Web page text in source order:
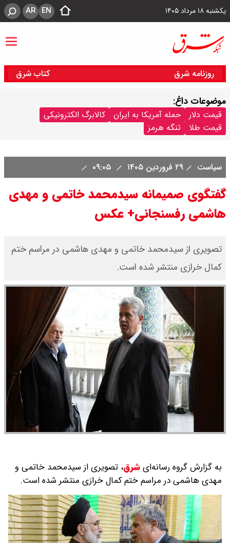
یکشنبه ۱۸ مرداد ۱۴۰۵ EN
AR
روزنامه شرق کتاب شرق
موضوعات داغ:
قیمت دلار حمله آمریکا به ایران
کالابرگ الکترونیکی
قیمت طلا
تنگه هرمز
سیاست ۲۹ فروردین ۱۴۰۵
گفتگوی صمیمانه سیدمحمد خاتمی و مهدی
هاشمی رفسنجانی+ عکس
تصویری از سیدمحمد خاتمی و مهدی هاشمی در مراسم ختم
کمال خرازی منتشر شده است.
به گزارش گروه رسانه‌ایشرق، تصویری از سیدمحمد خاتمی و
مهدی هاشمی در مراسم ختم کمال خرازی منتشر شده است.